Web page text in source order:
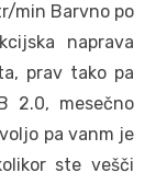
min Barvno po
naprava
prav tako pa
2.0, mesečno
pa vanm je
ste vešči